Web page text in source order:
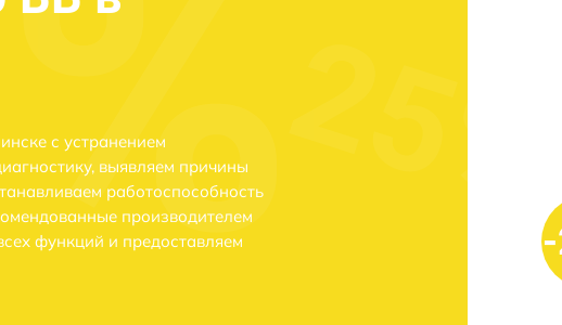
с устранением
выявляем причины
работоспособность
производителем
функций и предоставляем